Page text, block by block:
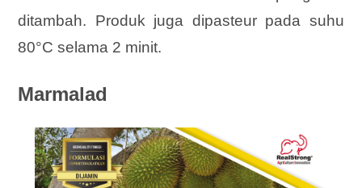
ditambah. Produk juga dipasteur pada suhu
80°C selama 2 minit.
Marmalad